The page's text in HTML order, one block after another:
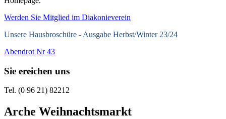
Werden Sie Mitglied im Diakonieverein
Unsere Hausbroschüre - Ausgabe Herbst/Winter 23/24
Abendrot Nr 43
Sie ereichen uns
Tel. (0 96 21) 82212
Arche Weihnachtsmarkt